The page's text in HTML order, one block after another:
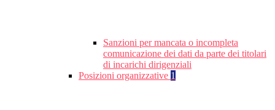
Sanzioni per mancata o incompleta
comunicazione dei dati da parte dei titolari
di incarichi dirigenziali
Posizioni organizzative 1